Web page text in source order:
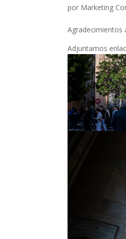
por Marketing
Agradecimientos
Adjuntamos